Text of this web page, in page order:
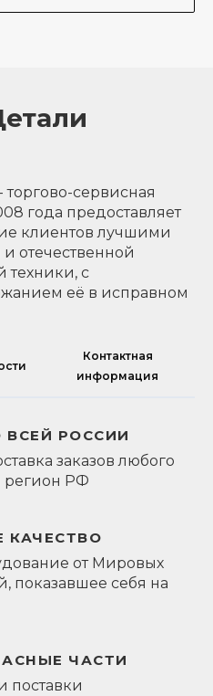
сервисная
года предоставляет
клиентов лучшими
отечественной
техники, с
её в исправном
Контактная
информация
РОССИИ
заказов любого
регион РФ
КАЧЕСТВО
от Мировых
показавшее себя на
ЧАСТИ
поставки